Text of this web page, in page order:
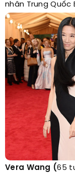
nhân Trung Quốc
Vera Wang (65